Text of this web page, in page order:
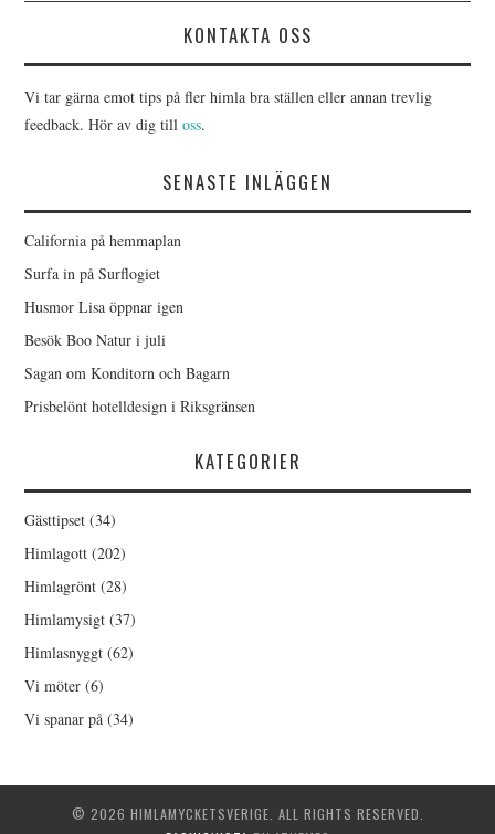
KONTAKTA OSS
Vi tar gärna emot tips på fler himla bra ställen eller annan trevlig
feedback. Hör av dig tilloss.
SENASTE INLÄGGEN
California på hemmaplan
Surfa in på Surflogiet
Husmor Lisa öppnar igen
Besök Boo Natur i juli
Sagan om Konditorn och Bagarn
Prisbelönt hotelldesign i Riksgränsen
KATEGORIER
Gästtipset (34)
Himlagott (202)
Himlagrönt (28)
Himlamysigt (37)
Himlasnyggt (62)
Vi möter (6)
Vi spanar på (34)
© 2026 HIMLAMYCKETSVERIGE. ALL RIGHTS RESERVED.